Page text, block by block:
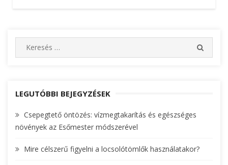
e
c
f
o
:
E
LEGUTÓBBI BEJEGYZÉSEK
Csepegtető öntözés: vízmegtakarítás és egészséges
növények az Esőmester módszerével
Mire célszerű figyelni a locsolótömlők használatakor?